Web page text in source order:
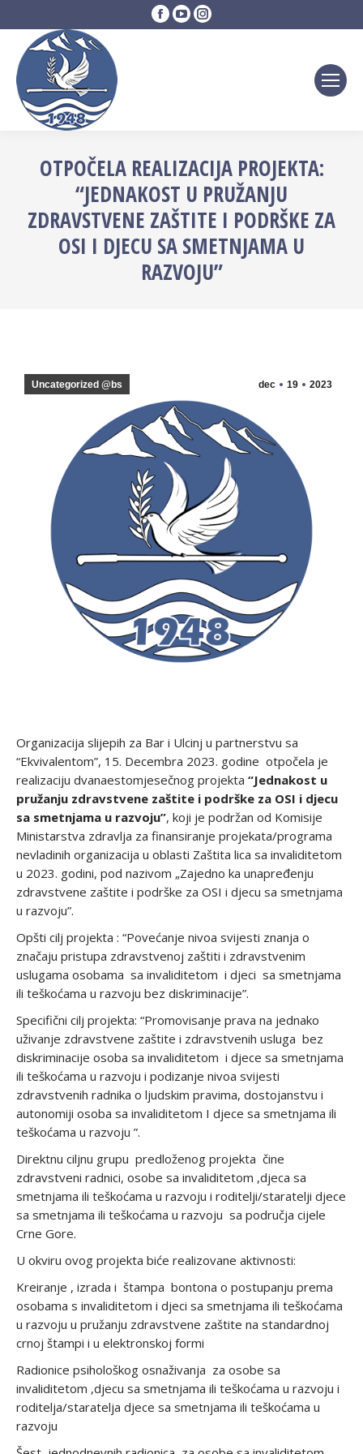
Facebook
page
YouTube
page
Instagram
page
OTPOČELA REALIZACIJA PROJEKTA:
“JEDNAKOST U PRUŽANJU
ZDRAVSTVENE ZAŠTITE I PODRŠKE ZA
OSI I DJECU SA SMETNJAMA U
RAZVOJU”
dec 19 2023
Uncategorized @bs
Organizacija slijepih za Bar i Ulcinj u partnerstvu sa
“Ekvivalentom”, 15. Decembra 2023. godine otpočela je
realizaciju dvanaestomjesečnog projekta “Jednakost u
pružanju zdravstvene zaštite i podrške za OSI i djecu
sa smetnjama u razvoju”, koji je podržan od Komisije
Ministarstva zdravlja za finansiranje projekata/programa
nevladinih organizacija u oblasti Zaštita lica sa invaliditetom
u 2023. godini, pod nazivom „Zajedno ka unapređenju
zdravstvene zaštite i podrške za OSI i djecu sa smetnjama
u razvoju”.
Opšti cilj projekta : “Povećanje nivoa svijesti znanja o
značaju pristupa zdravstvenoj zaštiti i zdravstvenim
uslugama osobama sa invaliditetom i djeci sa smetnjama
ili teškoćama u razvoju bez diskriminacije”.
Specifični cilj projekta: “Promovisanje prava na jednako
uživanje zdravstvene zaštite i zdravstvenih usluga bez
diskriminacije osoba sa invaliditetom i djece sa smetnjama
ili teškoćama u razvoju i podizanje nivoa svijesti
zdravstvenih radnika o ljudskim pravima, dostojanstvu i
autonomiji osoba sa invaliditetom I djece sa smetnjama ili
teškoćama u razvoju ”.
Direktnu ciljnu grupu predloženog projekta čine
zdravstveni radnici, osobe sa invaliditetom ,djeca sa
smetnjama ili teškoćama u razvoju i roditelji/staratelji djece
sa smetnjama ili teškoćama u razvoju sa područja cijele
Crne Gore.
U okviru ovog projekta biće realizovane aktivnosti:
Kreiranje , izrada i štampa bontona o postupanju prema
osobama s invaliditetom i djeci sa smetnjama ili teškoćama
u razvoju u pružanju zdravstvene zaštite na standardnoj
crnoj štampi i u elektronskoj formi
Radionice psihološkog osnaživanja za osobe sa
invaliditetom ,djecu sa smetnjama ili teškoćama u razvoju i
roditelja/staratelja djece sa smetnjama ili teškoćama u
razvoju